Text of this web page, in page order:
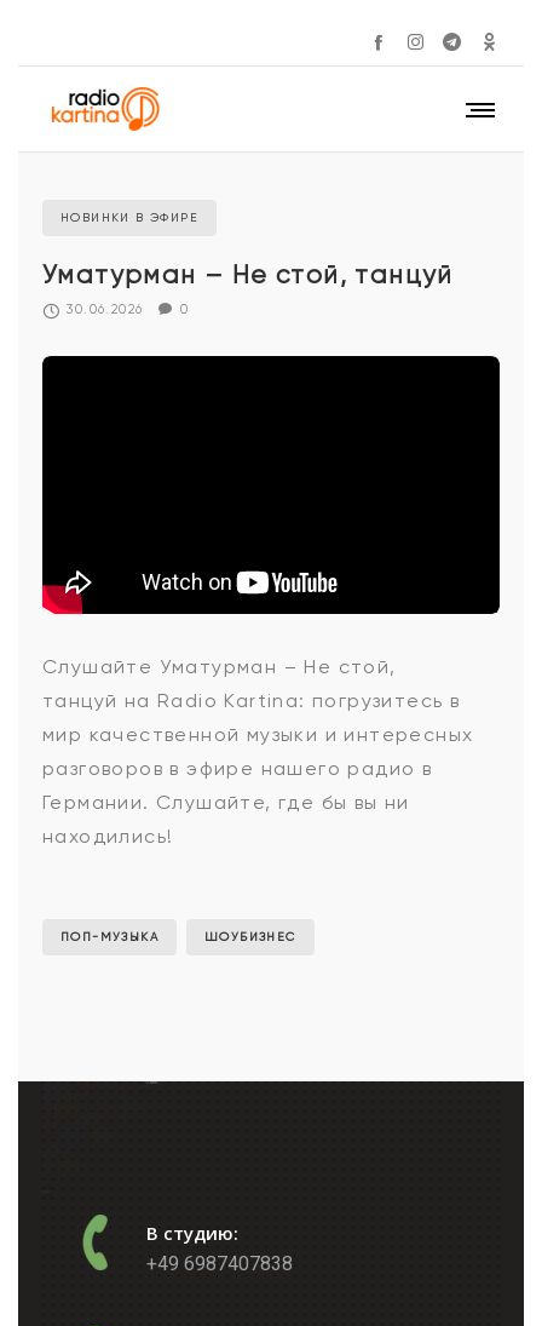
НОВИНКИ В ЭФИРЕ
Уматурман – Не стой, танцуй
30.06.2026 0
Уматурман
-
Не
Слушайте Уматурман – Не стой,
танцуй на Radio Kartina: погрузитесь в
мир качественной музыки и интересных
разговоров в эфире нашего радио в
Германии. Слушайте, где бы вы ни
находились!
ПОП-МУЗЫКА ШОУБИЗНЕС
В студию:
+49 6987407838